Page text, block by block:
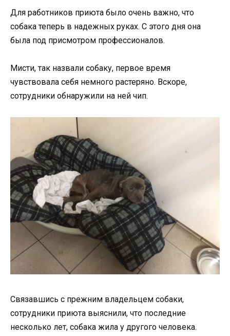
Для работников приюта было очень важно, что
собака теперь в надежных руках. С этого дня она
была под присмотром профессионалов.
Мисти, так назвали собаку, первое время
чувствовала себя немного растеряно. Вскоре,
сотрудники обнаружили на ней чип.
Связавшись с прежним владельцем собаки,
сотрудники приюта выяснили, что последние
несколько лет, собака жила у другого человека.